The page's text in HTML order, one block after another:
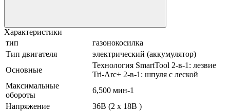
Характеристики
тип
газонокосилка
Тип двигателя
электрический (аккумулятор)
Основные
Технология SmartTool 2-в-1: лезвие
Tri-Arc+ 2-в-1: шпуля с леской
Максимальные
обороты
6,500 мин-1
Напряжение
36В (2 х 18В )